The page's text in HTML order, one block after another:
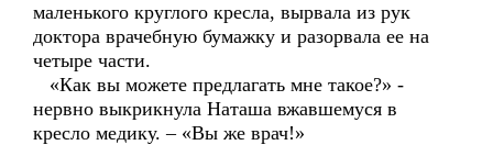
маленького круглого кресла, вырвала из рук
доктора врачебную бумажку и разорвала ее на
четыре части.
«Как вы можете предлагать мне такое?» -
нервно выкрикнула Наташа вжавшемуся в
кресло медику. – «Вы же врач!»